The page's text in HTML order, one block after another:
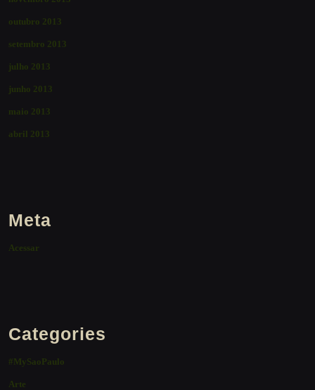
outubro 2013
setembro 2013
julho 2013
junho 2013
maio 2013
abril 2013
Meta
Acessar
Categories
#MySaoPaulo
Arte